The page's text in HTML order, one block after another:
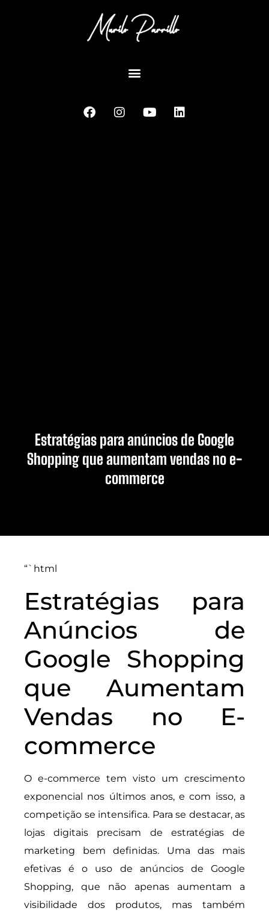
Estratégias para anúncios de Google
Shopping que aumentam vendas no e-
commerce
“`html
Estratégias para
Anúncios de
Google Shopping
que Aumentam
Vendas no E-
commerce
O e-commerce tem visto um crescimento
exponencial nos últimos anos, e com isso, a
competição se intensifica. Para se destacar, as
lojas digitais precisam de estratégias de
marketing bem definidas. Uma das mais
efetivas é o uso de anúncios de Google
Shopping, que não apenas aumentam a
visibilidade dos produtos, mas também